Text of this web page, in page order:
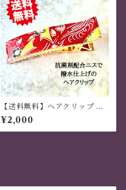
【送料無料】ヘアクリップ 大
きめ しっかり おしゃれ 金属製
和風 ハンドメイド 茶色
¥2,000